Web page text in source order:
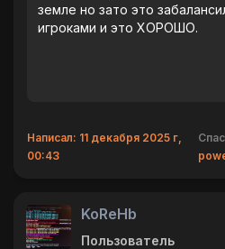
земле но зато это
игроками и это ХОРОШО.
Написал: 11 декабря 2025 г,
00:43
KoReHb
Пользователь